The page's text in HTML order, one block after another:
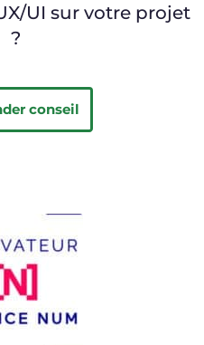
UI sur votre projet
?
conseil